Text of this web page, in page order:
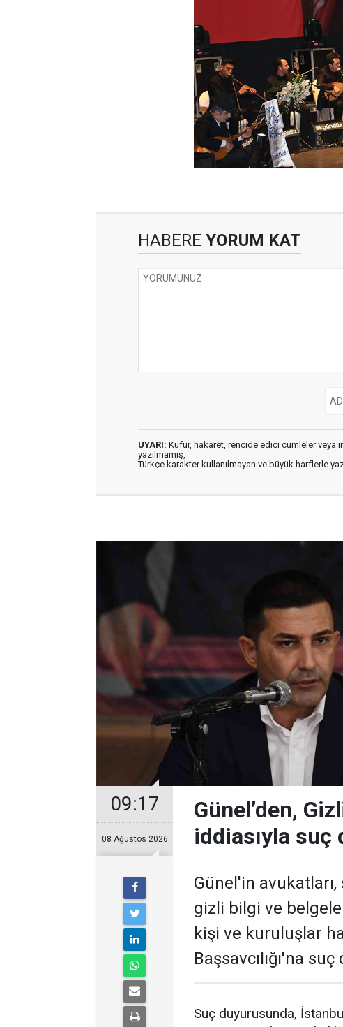
HABERE YORUM KAT
UYARI: Küfür, hakaret, rencide edici cümleler veya
yazılmamış,
Türkçe karakter kullanılmayan ve büyük harflerle
09:17
08 Ağustos 2026
Günel’den,
iddiasıyla suç
Günel'in
gizli bilgi ve
kişi ve kuruluşlar
Başsavcılığı'na
Suç duyurusunda,